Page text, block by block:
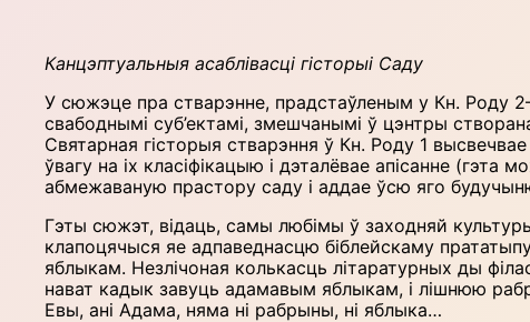
Канцэптуальныя асаблівасці гісторыі Саду
У сюжэце пра стварэнне, прадстаўленым у Кн. Роду
свабоднымі суб’ектамі, змешчанымі ў цэнтры
Святарная гісторыя стварэння ў Кн. Роду 1
ўвагу на іх класіфікацыю і дэталёвае апісанне
абмежаваную прастору саду і аддае ўсю яго
Гэты сюжэт, відаць, самы любімы ў заходняй
клапоцячыся яе адпаведнасцю біблейскаму
яблыкам. Незлічоная колькасць літаратурных ды
нават кадык завуць адамавым яблыкам, і лішнюю
Евы, ані Адама, няма ні рабрыны, ні яблыка…